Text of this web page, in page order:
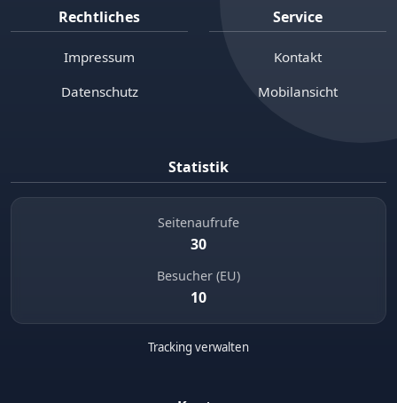
Rechtliches
Impressum
Datenschutz
Service
Kontakt
Mobilansicht
Statistik
Seitenaufrufe
30
Besucher (EU)
10
Tracking verwalten